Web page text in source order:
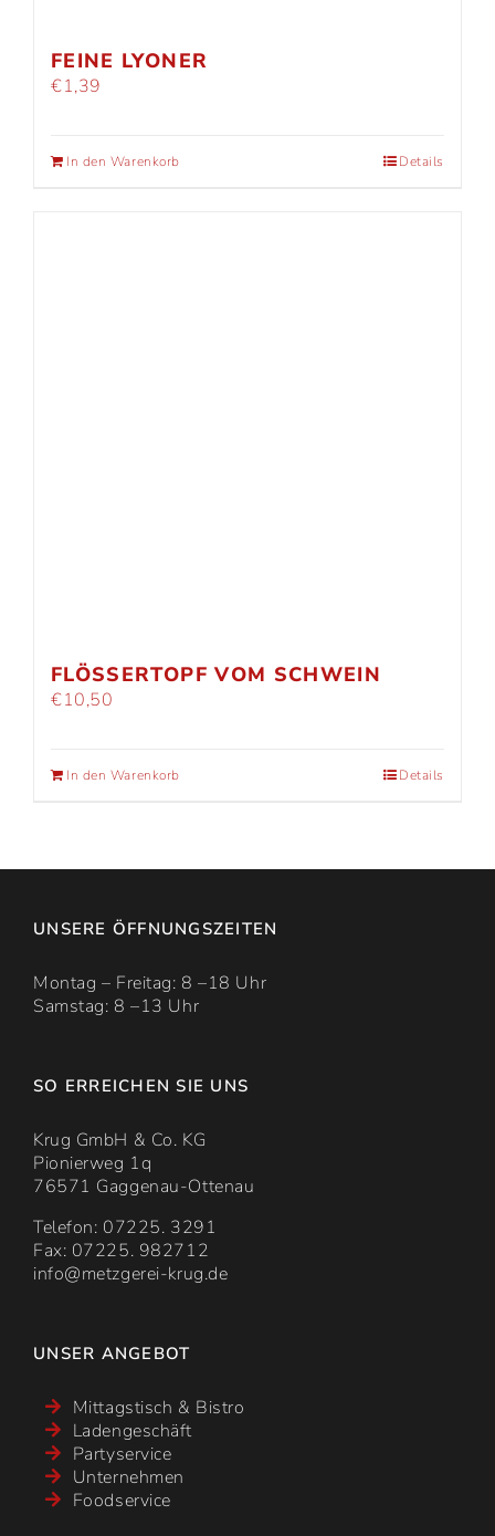
FEINE LYONER
€1,39
In den Warenkorb Details
FLÖSSERTOPF VOM SCHWEIN
€10,50
In den Warenkorb Details
UNSERE ÖFFNUNGSZEITEN
Montag – Freitag: 8 –18 Uhr
Samstag: 8 –13 Uhr
SO ERREICHEN SIE UNS
Krug GmbH & Co. KG
Pionierweg 1q
76571 Gaggenau-Ottenau
Telefon: 07225. 3291
Fax: 07225. 982712
info@metzgerei-krug.de
UNSER ANGEBOT
Mittagstisch & Bistro
Ladengeschäft
Partyservice
Unternehmen
Foodservice